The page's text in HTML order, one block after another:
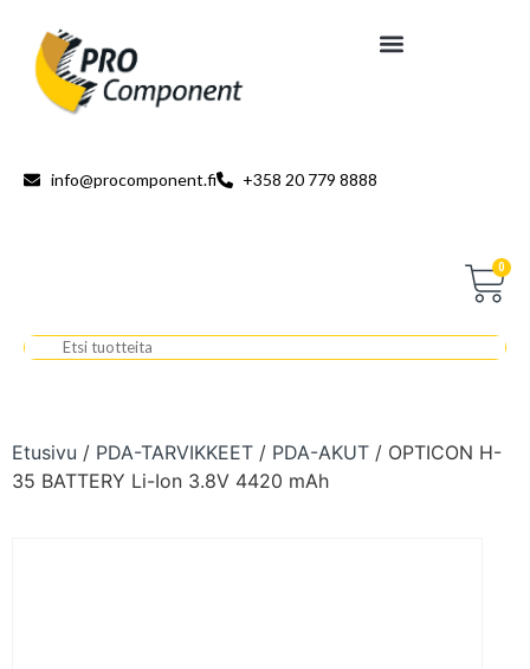
info@procomponent.fi +358 20 779 8888
0
Etusivu / PDA-TARVIKKEET / PDA-AKUT / OPTICON H-
35 BATTERY Li-Ion 3.8V 4420 mAh